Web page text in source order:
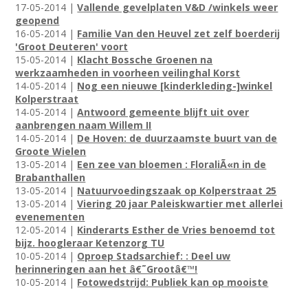
17-05-2014 |Vallende gevelplaten V&D /winkels weer
geopend
16-05-2014 | Familie Van den Heuvel zet zelf boerderij
'Groot Deuteren' voort
15-05-2014 | Klacht Bossche Groenen na
werkzaamheden in voorheen veilinghal Korst
14-05-2014 | Nog een nieuwe [kinderkleding-]winkel
Kolperstraat
14-05-2014 |Antwoord gemeente blijft uit over
aanbrengen naam Willem II
14-05-2014 | De Hoven: de duurzaamste buurt van de
Groote Wielen
13-05-2014 | Een zee van bloemen : FloraliÃ«n in de
Brabanthallen
13-05-2014 | Natuurvoedingszaak op Kolperstraat 25
13-05-2014 |Viering 20 jaar Paleiskwartier met allerlei
evenementen
12-05-2014 | Kinderarts Esther de Vries benoemd tot
bijz. hoogleraar Ketenzorg TU
10-05-2014 | Oproep Stadsarchief: : Deel uw
herinneringen aan het â€˜Grootâ€™!
10-05-2014 | Fotowedstrijd: Publiek kan op mooiste